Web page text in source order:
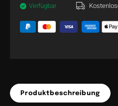
Verfügbar
Produktbeschreibung